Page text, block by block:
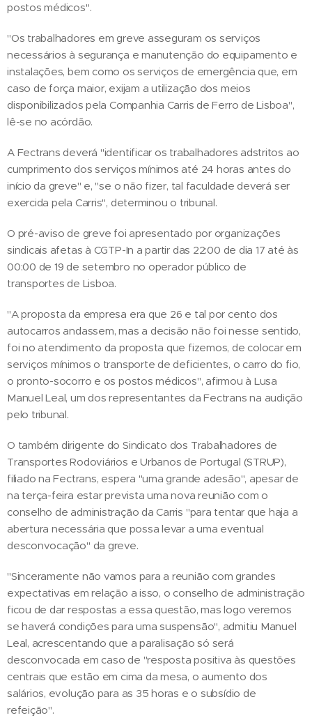
postos médicos".
"Os trabalhadores em greve asseguram os serviços
necessários à segurança e manutenção do equipamento e
instalações, bem como os serviços de emergência que, em
caso de força maior, exijam a utilização dos meios
disponibilizados pela Companhia Carris de Ferro de Lisboa",
lê-se no acórdão.
A Fectrans deverá "identificar os trabalhadores adstritos ao
cumprimento dos serviços mínimos até 24 horas antes do
início da greve" e, "se o não fizer, tal faculdade deverá ser
exercida pela Carris", determinou o tribunal.
O pré-aviso de greve foi apresentado por organizações
sindicais afetas à CGTP-In a partir das 22:00 de dia 17 até às
00:00 de 19 de setembro no operador público de
transportes de Lisboa.
"A proposta da empresa era que 26 e tal por cento dos
autocarros andassem, mas a decisão não foi nesse sentido,
foi no atendimento da proposta que fizemos, de colocar em
serviços mínimos o transporte de deficientes, o carro do fio,
o pronto-socorro e os postos médicos", afirmou à Lusa
Manuel Leal, um dos representantes da Fectrans na audição
pelo tribunal.
O também dirigente do Sindicato dos Trabalhadores de
Transportes Rodoviários e Urbanos de Portugal (STRUP),
filiado na Fectrans, espera "uma grande adesão", apesar de
na terça-feira estar prevista uma nova reunião com o
conselho de administração da Carris "para tentar que haja a
abertura necessária que possa levar a uma eventual
desconvocação" da greve.
"Sinceramente não vamos para a reunião com grandes
expectativas em relação a isso, o conselho de administração
ficou de dar respostas a essa questão, mas logo veremos
se haverá condições para uma suspensão", admitiu Manuel
Leal, acrescentando que a paralisação só será
desconvocada em caso de "resposta positiva às questões
centrais que estão em cima da mesa, o aumento dos
salários, evolução para as 35 horas e o subsídio de
refeição".